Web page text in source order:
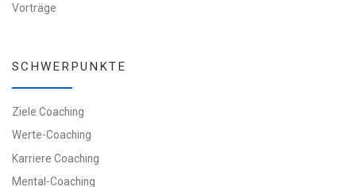
Vorträge
SCHWERPUNKTE
Ziele Coaching
Werte-Coaching
Karriere Coaching
Mental-Coaching